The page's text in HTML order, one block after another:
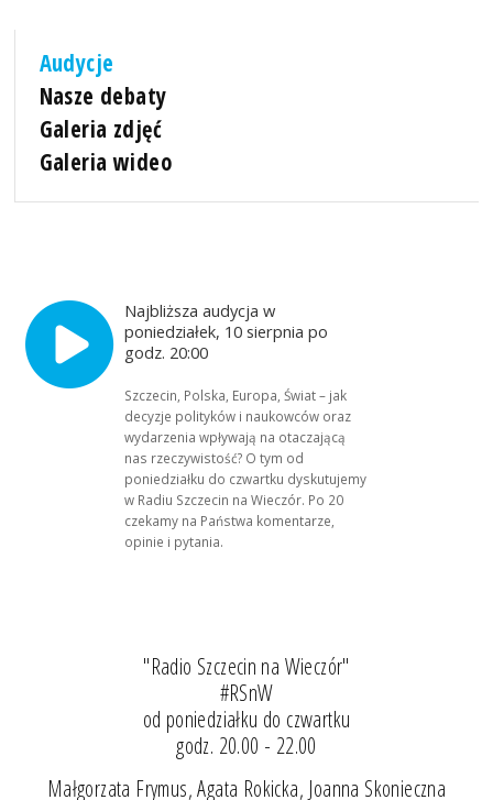
Audycje
Nasze debaty
Galeria zdjęć
Galeria wideo
Najbliższa audycja w
poniedziałek, 10 sierpnia po
godz. 20:00
Szczecin, Polska, Europa, Świat – jak
decyzje polityków i naukowców oraz
wydarzenia wpływają na otaczającą
nas rzeczywistość? O tym od
poniedziałku do czwartku dyskutujemy
w Radiu Szczecin na Wieczór. Po 20
czekamy na Państwa komentarze,
opinie i pytania.
"Radio Szczecin na Wieczór"
#RSnW
od poniedziałku do czwartku
godz. 20.00 - 22.00
Małgorzata Frymus, Agata Rokicka, Joanna Skonieczna